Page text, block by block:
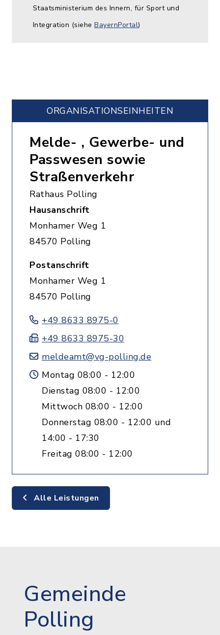
Staatsministerium des Innern, für Sport und
Integration (siehe BayernPortal)
ORGANISATIONS­EINHEITEN
Melde- , Gewerbe- und
Passwesen sowie
Straßenverkehr
Rathaus Polling
Hausanschrift
Monhamer Weg 1
84570 Polling
Postanschrift
Monhamer Weg 1
84570 Polling
+49 8633 8975-0
+49 8633 8975-30
meldeamt@vg-polling.de
Montag 08:00 - 12:00
Dienstag 08:00 - 12:00
Mittwoch 08:00 - 12:00
Donnerstag 08:00 - 12:00 und
14:00 - 17:30
Freitag 08:00 - 12:00
Alle Leistungen
Gemeinde
Polling